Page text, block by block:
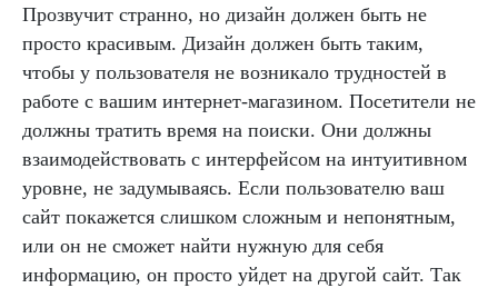
Прозвучит странно, но дизайн должен быть не
просто красивым. Дизайн должен быть таким,
чтобы у пользователя не возникало трудностей в
работе с вашим интернет-магазином. Посетители не
должны тратить время на поиски. Они должны
взаимодействовать с интерфейсом на интуитивном
уровне, не задумываясь. Если пользователю ваш
сайт покажется слишком сложным и непонятным,
или он не сможет найти нужную для себя
информацию, он просто уйдет на другой сайт. Так